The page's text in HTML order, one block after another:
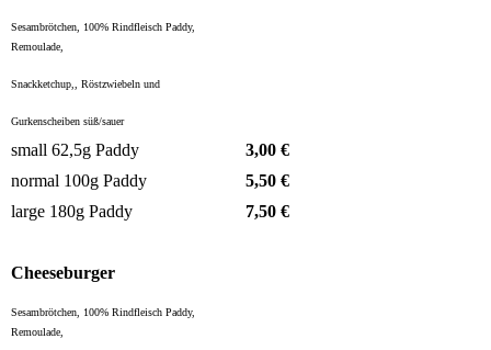
Sesambrötchen, 100% Rindfleisch Paddy,
Remoulade,
Snackketchup,, Röstzwiebeln und
Gurkenscheiben süß/sauer
small 62,5g Paddy
3,00 €
normal 100g Paddy
5,50 €
large 180g Paddy
7,50 €
Cheeseburger
Sesambrötchen, 100% Rindfleisch Paddy,
Remoulade,